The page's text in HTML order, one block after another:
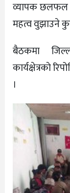
व्यापक छलफल
महत्व वुझाउने
बैठकमा
कार्यक्षेत्रकाे
।